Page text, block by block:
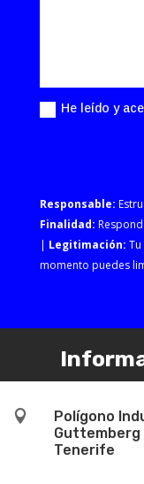
He leído y
Responsable:
Finalidad:
| Legitimación:
momento puedes

Polígono
Guttemberg
Tenerife